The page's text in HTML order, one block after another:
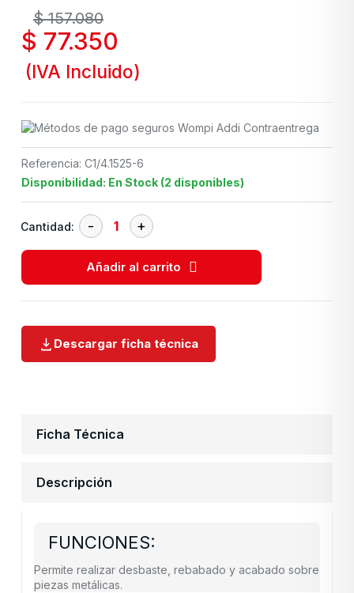
$157.080
$ 77.350
(IVA Incluido)
Referencia: C1/4.1525-6
Disponibilidad: En Stock (2 disponibles)
Cantidad:
Añadir al carrito
Descargar ficha técnica
Ficha Técnica
Descripción
FUNCIONES:
Permite realizar desbaste, rebabado y acabado sobre
piezas metálicas.